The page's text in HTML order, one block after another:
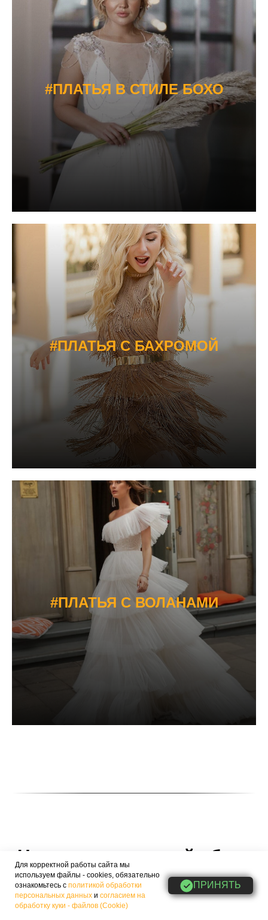
#ПЛАТЬЯ В СТИЛЕ БОХО
#ПЛАТЬЯ С БАХРОМОЙ
#ПЛАТЬЯ С ВОЛАНАМИ
Нам доверяют свой образ
самые красивые девушки
Москвы и медийные
Для корректной работы сайта мы
используем файлы - cookies, обязательно
ознакомьтесь с политикой обработки
персональных данных и согласием на
обработку куки - файлов (Cookie)
ПРИНЯТЬ